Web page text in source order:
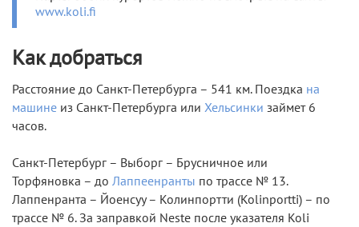
www.koli.fi
Как добраться
Расстояние до Санкт-Петербурга – 541 км. Поездка на
машине из Санкт-Петербурга или Хельсинки займет 6
часов.
Санкт-Петербург – Выборг – Брусничное или
Торфяновка – до Лаппеенранты по трассе № 13.
Лаппенранта – Йоенсуу – Колинпортти (Kolinportti) – по
трассе № 6. За заправкой Neste после указателя Koli